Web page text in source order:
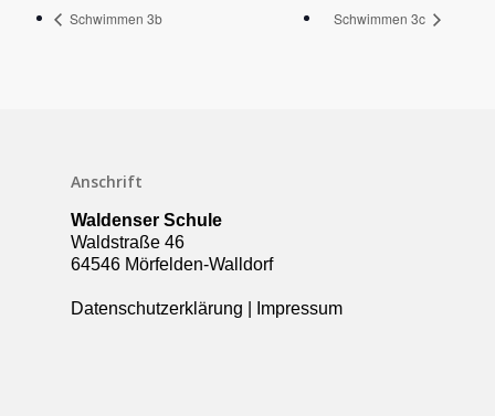
Schwimmen 3b Schwimmen 3c
Anschrift
Waldenser Schule
Waldstraße 46
64546 Mörfelden-Walldorf
Datenschutzerklärung Impressum